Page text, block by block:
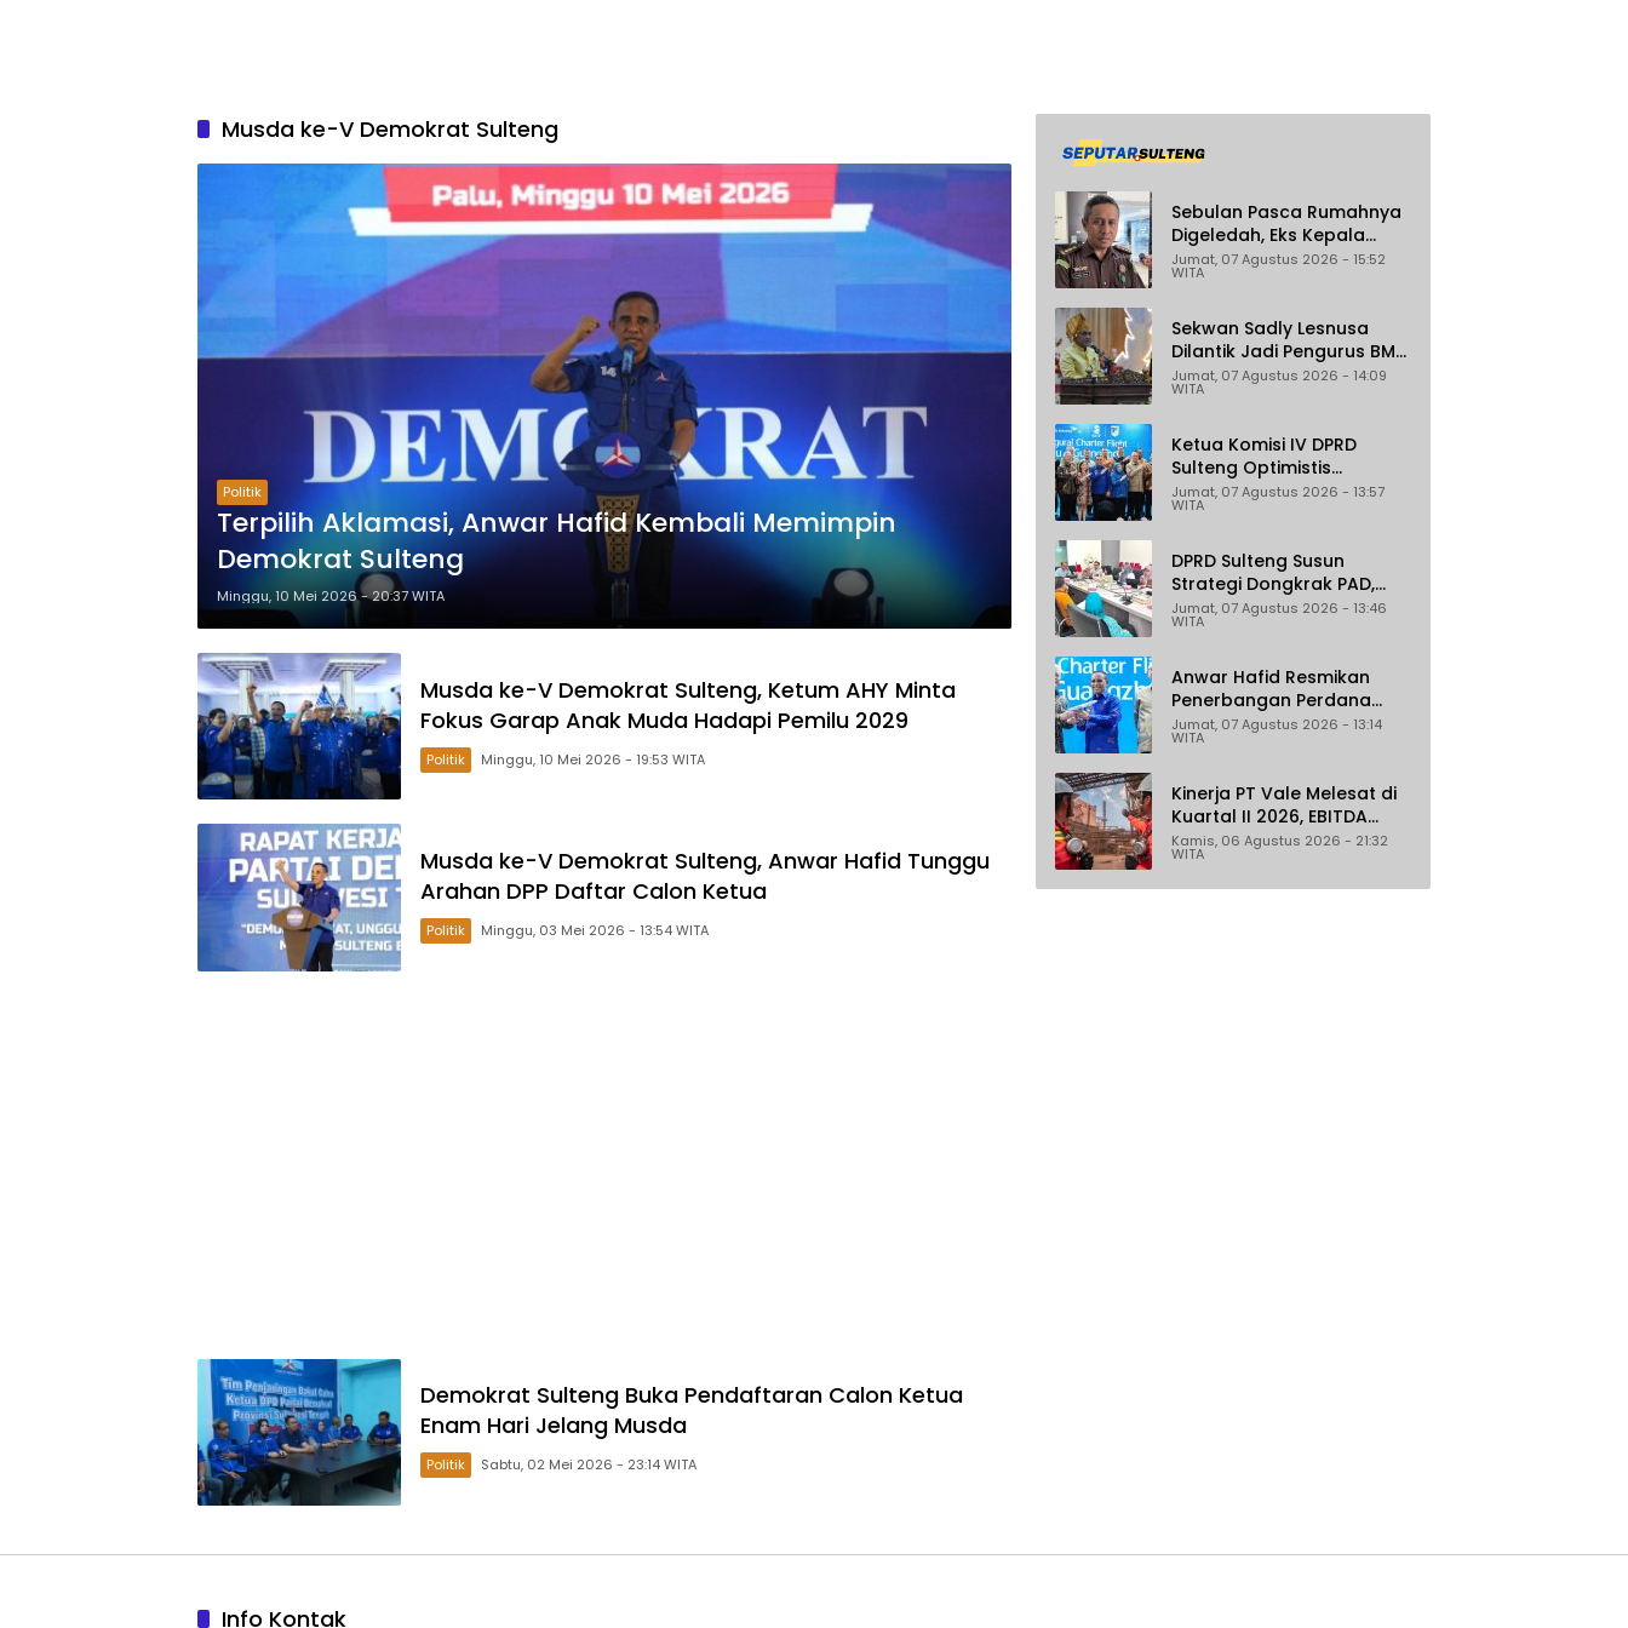
Musda ke-V Demokrat Sulteng
Politik
Terpilih Aklamasi, Anwar Hafid Kembali Memimpin
Demokrat Sulteng
Minggu, 10 Mei 2026 - 20:37 WITA
Musda ke-V Demokrat Sulteng, Ketum AHY Minta
Fokus Garap Anak Muda Hadapi Pemilu 2029
Politik Minggu, 10 Mei 2026 - 19:53 WITA
Musda ke-V Demokrat Sulteng, Anwar Hafid Tunggu
Arahan DPP Daftar Calon Ketua
Politik Minggu, 03 Mei 2026 - 13:54 WITA
Demokrat Sulteng Buka Pendaftaran Calon Ketua
Enam Hari Jelang Musda
Politik Sabtu, 02 Mei 2026 - 23:14 WITA
Sebulan Pasca Rumahnya
Digeledah, Eks Kepala
Bapenda Donggala Jadi
Tersangka Dugaan
Pertambangan
Jumat, 07 Agustus 2026 - 15:52
WITA
Sekwan Sadly Lesnusa
Dilantik Jadi Pengurus BMA
Sulteng Periode 2026–2031
Jumat, 07 Agustus 2026 - 14:09
WITA
Ketua Komisi IV DPRD
Sulteng Optimistis
Penerbangan Palu–
Guangzhou Dongkrak
Jumat, 07 Agustus 2026 - 13:57
WITA
DPRD Sulteng Susun
Strategi Dongkrak PAD,
Target Daerah Jadi
Pengelola Sekaligus
Jumat, 07 Agustus 2026 - 13:46
WITA
Anwar Hafid Resmikan
Penerbangan Perdana
Palu-Guangzhou, Sejumlah
Maskapai Jajaki Rute
Jumat, 07 Agustus 2026 - 13:14
WITA
Kinerja PT Vale Melesat di
Kuartal II 2026, EBITDA
Tumbuh 45 Persen
Kamis, 06 Agustus 2026 - 21:32
WITA
Info Kontak